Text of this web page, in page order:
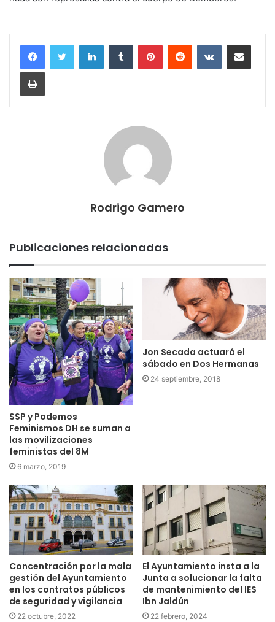
Rodrigo Gamero
Publicaciones relacionadas
SSP y Podemos
Feminismos DH se suman a
las movilizaciones
feministas del 8M
6 marzo, 2019
Jon Secada actuará el
sábado en Dos Hermanas
24 septiembre, 2018
Concentración por la mala
gestión del Ayuntamiento
en los contratos públicos
de seguridad y vigilancia
22 octubre, 2022
El Ayuntamiento insta a la
Junta a solucionar la falta
de mantenimiento del IES
Ibn Jaldún
22 febrero, 2024